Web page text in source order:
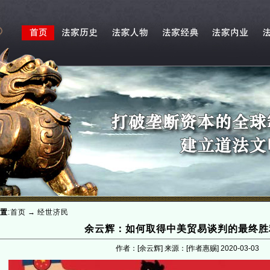
:首页 → 经世济民
余云辉：如何取得中美贸易谈判的最终
作者：[余云辉] 来源：[作者惠赐] 2020-03-03